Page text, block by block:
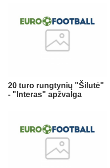
20 turo rungtynių "Šilutė"
- "Interas" apžvalga